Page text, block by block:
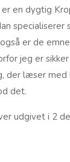
er en dygtig
specialiserer
er de
jeg er
der læser med
det.
udgivet i 2